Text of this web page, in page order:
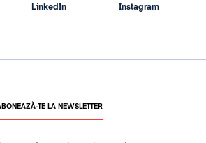
TE LA NEWSLETTER
LinkedIn Instagram